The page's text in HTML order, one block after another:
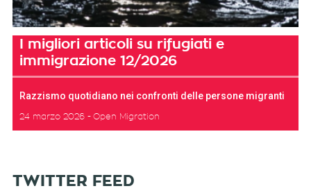
I migliori articoli su rifugiati e
immigrazione 12/2026
Razzismo quotidiano nei confronti delle persone migranti
24 marzo 2026 Open Migration
TWITTER FEED